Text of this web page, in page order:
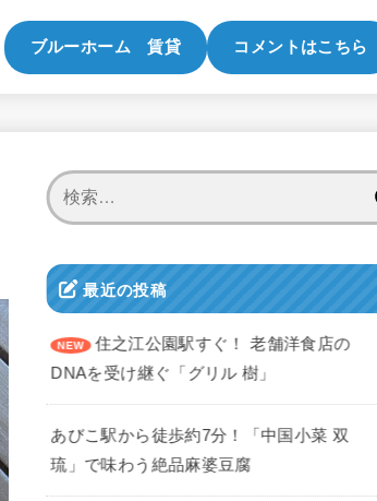
ブルーホーム 賃貸 コメントはこちら
最近の投稿
住之江公園駅すぐ！ 老舗洋食店の
DNAを受け継ぐ「グリル 樹」
あびこ駅から徒歩約7分！「中国小菜 双
琉」で味わう絶品麻婆豆腐